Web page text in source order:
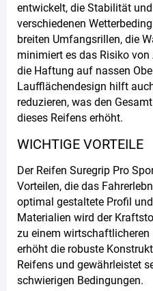
entwickelt, die Stabilität
verschiedenen
breiten Umfangsrillen, die
minimiert es das Risiko
die Haftung auf nassen
Laufflächendesign hilft
reduzieren, was den
dieses Reifens erhöht.
WICHTIGE VORTEILE
Der Reifen Suregrip Pro
Vorteilen, die das
optimal gestaltete Profil
Materialien wird der
zu einem wirtschaftlicheren
erhöht die robuste
Reifens und gewährleistet
schwierigen Bedingungen.